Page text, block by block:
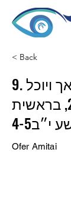
< Back
9. וישר אל מלאך ויוכל
בראשית כ״ה21-23, בראשית
Ofer Amitai